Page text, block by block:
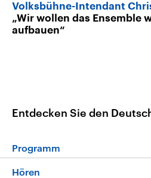
Volksbühne-Intendant
„Wir wollen das Ensemble
aufbauen“
Entdecken Sie den
Programm
Hören